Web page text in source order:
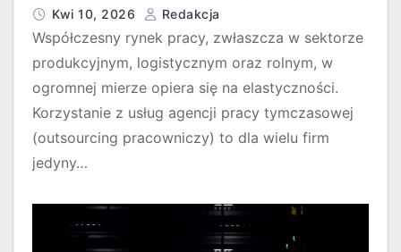
Kwi 10, 2026 Redakcja
Współczesny rynek pracy, zwłaszcza w sektorze
produkcyjnym, logistycznym oraz rolnym, w
ogromnej mierze opiera się na elastyczności.
Korzystanie z usług agencji pracy tymczasowej
(outsourcing pracowniczy) to dla wielu firm
jedyny…